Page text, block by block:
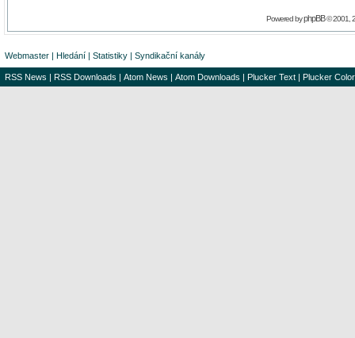
Powered byphpBB© 2001,
Webmaster | Hledání | Statistiky | Syndikační kanály
RSS News | RSS Downloads | Atom News | Atom Downloads | Plucker Text | Plucker Color